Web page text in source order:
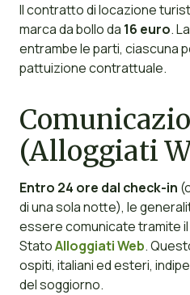
Il contratto di locazione
marca da bollo da 16 euro.
entrambe le parti, ciascuna
pattuizione contrattuale.
(Alloggiati
Entro 24 ore dal check-in
di una sola notte), le
essere comunicate tramite il
StatoAlloggiati Web.
ospiti, italiani ed esteri,
del soggiorno.